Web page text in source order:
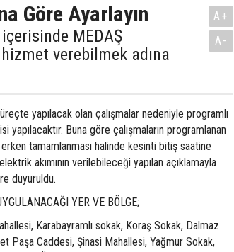
Göre Ayarlayın
MEDAŞ
verebilmek adına
A+
A-
yapılacak olan çalışmalar nedeniyle programlı
yapılacaktır. Buna göre çalışmaların programlanan
tamamlanması halinde kesinti bitiş saatine
akımının verilebileceği yapılan açıklamayla
duyuruldu.
YER VE BÖLGE;
Karabayramlı sokak, Koraş Sokak, Dalmaz
Paşa Caddesi, Şinasi Mahallesi, Yağmur Sokak,